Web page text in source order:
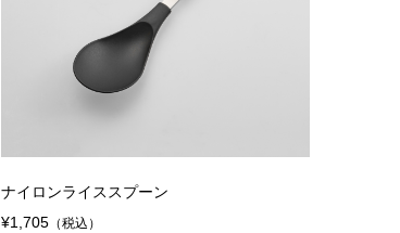
ナイロンライススプーン
¥1,705（税込）